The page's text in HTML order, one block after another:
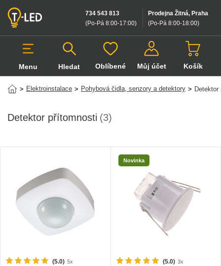
Prodejna Žitná, Praha
(Po-Pá 8:00-18:00)
734 543 813
(Po-Pá 8:00-17:00)
Menu Hledat
Hledat v produktech
Oblíbené Můj účet Košík
> Elektroinstalace > Pohybová čidla, senzory a detektory >
Detektor přítomnosti (3)
(5.0) 5x
Novinka
(5.0) 3x